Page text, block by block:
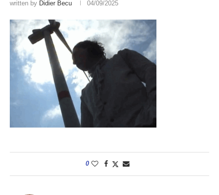
written by Didier Becu 04/09/2025
0